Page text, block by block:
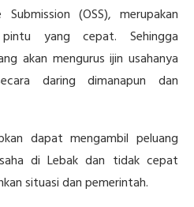
(OSS), merupakan
yang cepat. Sehingga
akan mengurus ijin usahanya
daring dimanapun dan
dapat mengambil peluang
di Lebak dan tidak cepat
situasi dan pemerintah.